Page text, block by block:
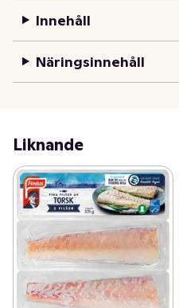
Innehåll
Näringsinnehåll
Liknande